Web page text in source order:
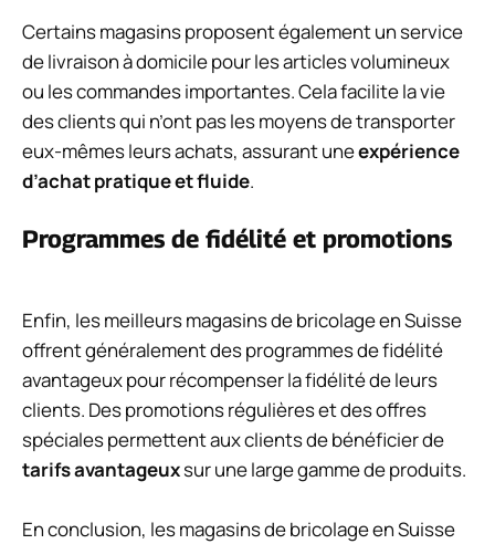
Certains magasins proposent également un service
de livraison à domicile pour les articles volumineux
ou les commandes importantes. Cela facilite la vie
des clients qui n’ont pas les moyens de transporter
eux-mêmes leurs achats, assurant uneexpérience
d’achat pratique et fluide.
Programmes de fidélité et promotions
Enfin, les meilleurs magasins de bricolage en Suisse
offrent généralement des programmes de fidélité
avantageux pour récompenser la fidélité de leurs
clients. Des promotions régulières et des offres
spéciales permettent aux clients de bénéficier de
tarifs avantageuxsur une large gamme de produits.
En conclusion, les magasins de bricolage en Suisse